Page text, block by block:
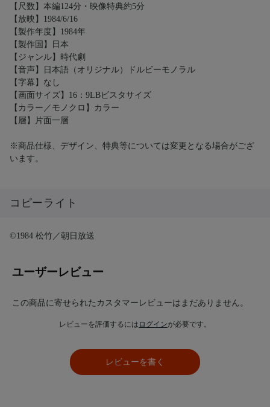
【尺数】本編124分・映像特典約5分
【放映】1984/6/16
【製作年度】1984年
【製作国】日本
【ジャンル】時代劇
【音声】日本語（オリジナル）ドルビーモノラル
【字幕】なし
【画面サイズ】16：9LBビスタサイズ
【カラー／モノクロ】カラー
【層】片面一層
※商品仕様、デザイン、特典等については変更となる場合がござ
います。
コピーライト
©1984 松竹／朝日放送
ユーザーレビュー
この商品に寄せられたカスタマーレビューはまだありません。
レビューを評価するには ログインが必要です。
レビューを書く